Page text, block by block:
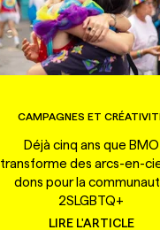
CAMPAGNES ET
Déjà cinq ans que BMO
transforme des arcs-en-
dons pour la
2SLGBTQ+
LIRE L'ARTICLE